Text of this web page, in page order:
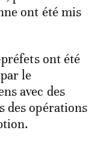
ont été mis
ont été
le
avec des
des opérations